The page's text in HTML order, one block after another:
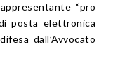
“pro
posta elettronica
dall’Avvocato